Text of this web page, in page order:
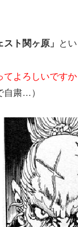
スト関ヶ原」 と
てよろしいですか
自粛…）